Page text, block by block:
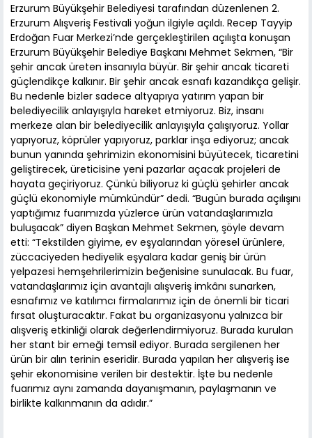
Erzurum Büyükşehir Belediyesi tarafından düzenlenen 2.
Erzurum Alışveriş Festivali yoğun ilgiyle açıldı. Recep Tayyip
Erdoğan Fuar Merkezi’nde gerçekleştirilen açılışta konuşan
Erzurum Büyükşehir Belediye Başkanı Mehmet Sekmen, “Bir
şehir ancak üreten insanıyla büyür. Bir şehir ancak ticareti
güçlendikçe kalkınır. Bir şehir ancak esnafı kazandıkça gelişir.
Bu nedenle bizler sadece altyapıya yatırım yapan bir
belediyecilik anlayışıyla hareket etmiyoruz. Biz, insanı
merkeze alan bir belediyecilik anlayışıyla çalışıyoruz. Yollar
yapıyoruz, köprüler yapıyoruz, parklar inşa ediyoruz; ancak
bunun yanında şehrimizin ekonomisini büyütecek, ticaretini
geliştirecek, üreticisine yeni pazarlar açacak projeleri de
hayata geçiriyoruz. Çünkü biliyoruz ki güçlü şehirler ancak
güçlü ekonomiyle mümkündür” dedi. “Bugün burada açılışını
yaptığımız fuarımızda yüzlerce ürün vatandaşlarımızla
buluşacak” diyen Başkan Mehmet Sekmen, şöyle devam
etti: “Tekstilden giyime, ev eşyalarından yöresel ürünlere,
züccaciyeden hediyelik eşyalara kadar geniş bir ürün
yelpazesi hemşehrilerimizin beğenisine sunulacak. Bu fuar,
vatandaşlarımız için avantajlı alışveriş imkânı sunarken,
esnafımız ve katılımcı firmalarımız için de önemli bir ticari
fırsat oluşturacaktır. Fakat bu organizasyonu yalnızca bir
alışveriş etkinliği olarak değerlendirmiyoruz. Burada kurulan
her stant bir emeği temsil ediyor. Burada sergilenen her
ürün bir alın terinin eseridir. Burada yapılan her alışveriş ise
şehir ekonomisine verilen bir destektir. İşte bu nedenle
fuarımız aynı zamanda dayanışmanın, paylaşmanın ve
birlikte kalkınmanın da adıdır.”